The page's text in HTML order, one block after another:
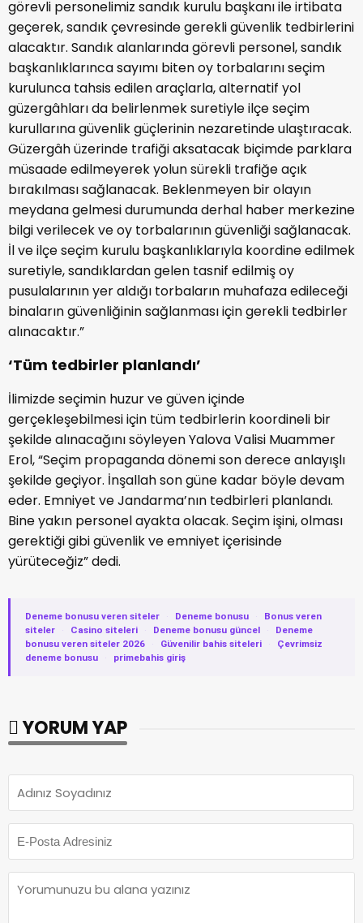
görevli personelimiz sandık kurulu başkanı ile irtibata
geçerek, sandık çevresinde gerekli güvenlik tedbirlerini
alacaktır. Sandık alanlarında görevli personel, sandık
başkanlıklarınca sayımı biten oy torbalarını seçim
kurulunca tahsis edilen araçlarla, alternatif yol
güzergâhları da belirlenmek suretiyle ilçe seçim
kurullarına güvenlik güçlerinin nezaretinde ulaştıracak.
Güzergâh üzerinde trafiği aksatacak biçimde parklara
müsaade edilmeyerek yolun sürekli trafiğe açık
bırakılması sağlanacak. Beklenmeyen bir olayın
meydana gelmesi durumunda derhal haber merkezine
bilgi verilecek ve oy torbalarının güvenliği sağlanacak.
İl ve ilçe seçim kurulu başkanlıklarıyla koordine edilmek
suretiyle, sandıklardan gelen tasnif edilmiş oy
pusulalarının yer aldığı torbaların muhafaza edileceği
binaların güvenliğinin sağlanması için gerekli tedbirler
alınacaktır.”
‘Tüm tedbirler planlandı’
İlimizde seçimin huzur ve güven içinde
gerçekleşebilmesi için tüm tedbirlerin koordineli bir
şekilde alınacağını söyleyen Yalova Valisi Muammer
Erol, “Seçim propaganda dönemi son derece anlayışlı
şekilde geçiyor. İnşallah son güne kadar böyle devam
eder. Emniyet ve Jandarma’nın tedbirleri planlandı.
Bine yakın personel ayakta olacak. Seçim işini, olması
gerektiği gibi güvenlik ve emniyet içerisinde
yürüteceğiz” dedi.
Deneme bonusu veren siteler · Deneme bonusu ·
Bonus veren
siteler
· Casino siteleri · Deneme bonusu güncel ·
Deneme
bonusu veren siteler 2026
· Güvenilir bahis siteleri ·
Çevrimsiz
deneme bonusu
· primebahis giriş
YORUM YAP